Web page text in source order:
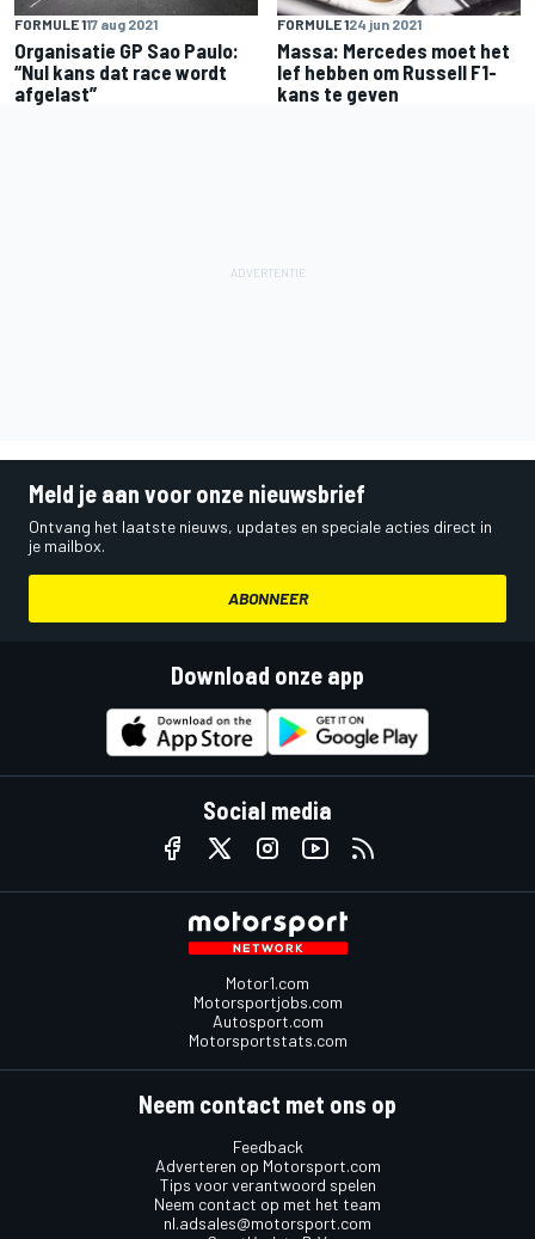
FORMULE 117 aug 2021
Organisatie GP Sao Paulo:
“Nul kans dat race wordt
afgelast”
FORMULE 124 jun 2021
Massa: Mercedes moet het
lef hebben om Russell F1-
kans te geven
Meld je aan voor onze nieuwsbrief
Ontvang het laatste nieuws, updates en speciale acties direct in
je mailbox.
ABONNEER
Download onze app
Social media
Motor1.com
Motorsportjobs.com
Autosport.com
Motorsportstats.com
Neem contact met ons op
Feedback
Adverteren op Motorsport.com
Tips voor verantwoord spelen
Neem contact op met het team
nl.adsales@motorsport.com